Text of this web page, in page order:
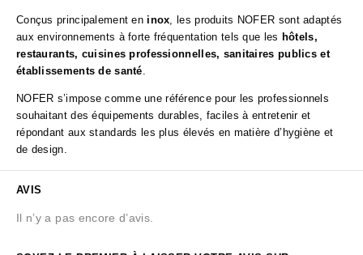
Conçus principalement eninox, les produits NOFER sont adaptés
aux environnements à forte fréquentation tels que les hôtels,
restaurants, cuisines professionnelles, sanitaires publics et
établissements de santé.
NOFER s’impose comme une référence pour les professionnels
souhaitant des équipements durables, faciles à entretenir et
répondant aux standards les plus élevés en matière d’hygiène et
de design.
AVIS
Il n’y a pas encore d’avis.